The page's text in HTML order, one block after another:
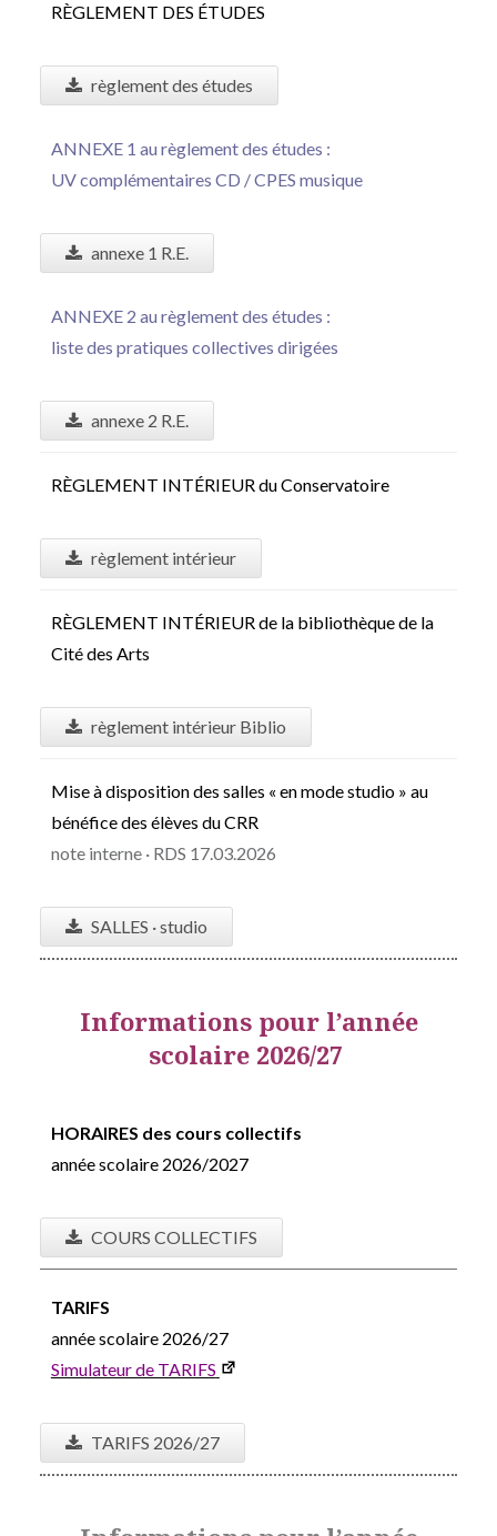
RÈGLEMENT DES ÉTUDES
règlement des études
ANNEXE 1 au règlement des études :
UV complémentaires CD / CPES musique
annexe 1 R.E.
ANNEXE 2 au règlement des études :
liste des pratiques collectives dirigées
annexe 2 R.E.
RÈGLEMENT INTÉRIEUR du Conservatoire
règlement intérieur
RÈGLEMENT INTÉRIEUR de la bibliothèque de la
Cité des Arts
règlement intérieur Biblio
Mise à disposition des salles « en mode studio » au
bénéfice des élèves du CRR
note interne · RDS 17.03.2026
SALLES · studio
Informations pour l’année
scolaire 2026/27
HORAIRES des cours collectifs
année scolaire 2026/2027
COURS COLLECTIFS
TARIFS
année scolaire 2026/27
Simulateur de TARIFS
TARIFS 2026/27